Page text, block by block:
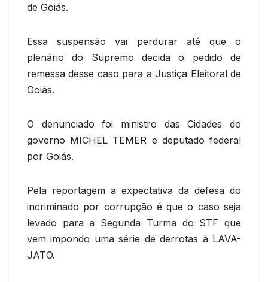
de Goiás.
Essa suspensão vai perdurar até que o
plenário do Supremo decida o pedido de
remessa desse caso para a Justiça Eleitoral de
Goiás.
O denunciado foi ministro das Cidades do
governo MICHEL TEMER e deputado federal
por Goiás.
Pela reportagem a expectativa da defesa do
incriminado por corrupção é que o caso seja
levado para a Segunda Turma do STF que
vem impondo uma série de derrotas à LAVA-
JATO.